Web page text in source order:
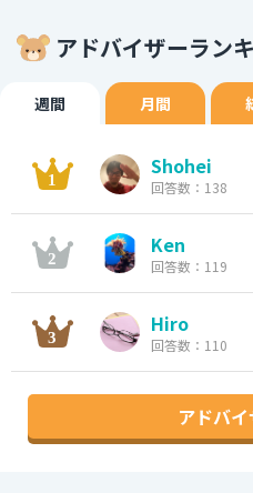
アドバイザーラン
週間 月間
Shohei
回答数：138
Ken
回答数：119
Hiro
回答数：110
アドバ